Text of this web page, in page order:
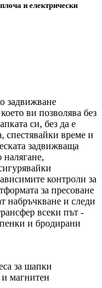
и електрически
задвижване
ви позволява без
си, без да е
спестявайки време и
задвижваща
налягане,
контроли за
за пресоване
набръчкване и следи
всеки път -
и бродирани
за шапки
магнитен